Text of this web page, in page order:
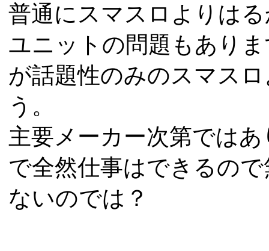
普通にスマスロよりは
ユニットの問題もあり
が話題性のみのスマス
う。
主要メーカー次第では
で全然仕事はできるの
ないのでは？